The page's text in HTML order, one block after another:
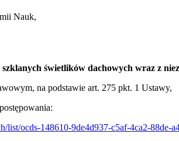
Nauk,
świetlików dachowych wraz z
na podstawie art. 275 pkt. 1 Ustawy,
list/ocds-148610-9de4d937-c5af-4ca2-88de-